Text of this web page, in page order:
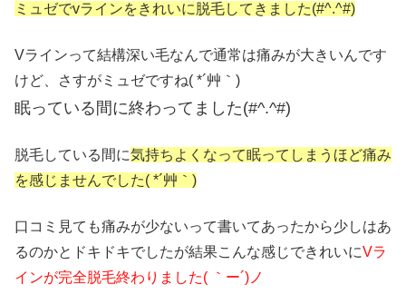
ミュゼでvラインをきれいに脱毛してきました(#^.^#)
Vラインって結構深い毛なんで通常は痛みが大きいんです
けど、さすがミュゼですね( *´艸｀)
眠っている間に終わってました(#^.^#)
脱毛している間に気持ちよくなって眠ってしまうほど痛み
を感じませんでした( *´艸｀)
口コミ見ても痛みが少ないって書いてあったから少しはあ
るのかとドキドキでしたが結果こんな感じできれいにVラ
インが完全脱毛終わりました( ｀ー´)ノ